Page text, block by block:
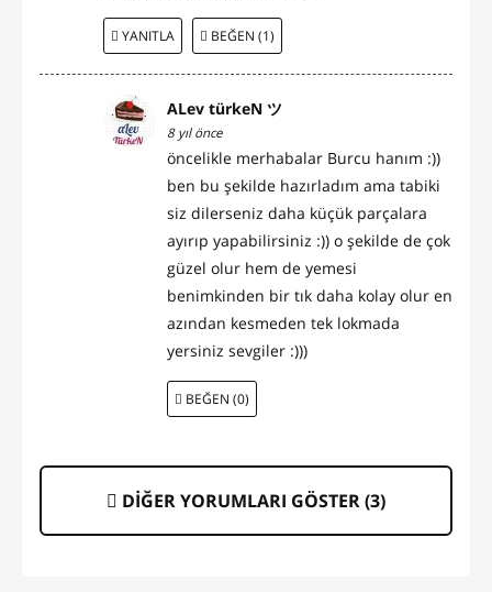
YANITLA BEĞEN (1)
ALev türkeN ツ
8 yıl önce
öncelikle merhabalar Burcu hanım :))
ben bu şekilde hazırladım ama tabiki
siz dilerseniz daha küçük parçalara
ayırıp yapabilirsiniz :)) o şekilde de çok
güzel olur hem de yemesi
benimkinden bir tık daha kolay olur en
azından kesmeden tek lokmada
yersiniz sevgiler :)))
BEĞEN (0)
DİĞER YORUMLARI GÖSTER (3)